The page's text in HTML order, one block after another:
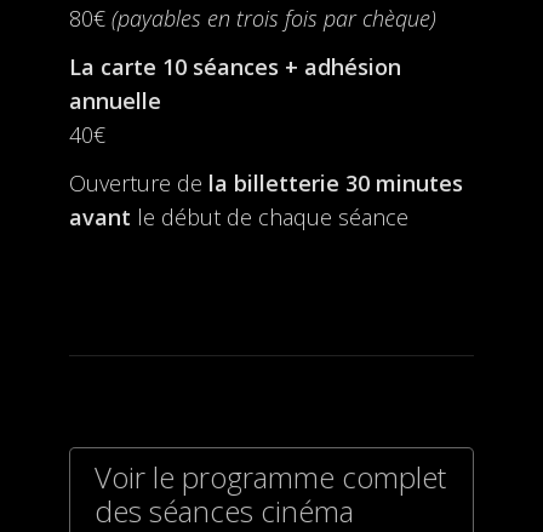
80€ (payables en trois fois par chèque)
La carte 10 séances + adhésion
annuelle
40€
Ouverture de la billetterie 30 minutes
avant le début de chaque séance
Voir le programme complet
des séances cinéma